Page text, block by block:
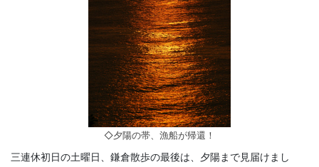
◇夕陽の帯、漁船が帰還！
三連休初日の土曜日、鎌倉散歩の最後は、夕陽まで見届けまし